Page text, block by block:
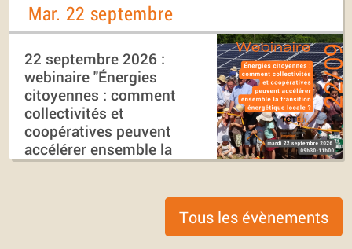
Mar. 22 septembre
22 septembre 2026 :
webinaire "Énergies
citoyennes : comment
collectivités et
coopératives peuvent
accélérer ensemble la
transition énergétique
Tous les évènements